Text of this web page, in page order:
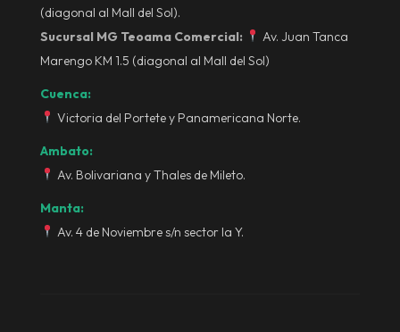
(diagonal al Mall del Sol).
Sucursal MG Teoama Comercial:
Av. Juan Tanca
Marengo KM 1.5 (diagonal al Mall del Sol)
Cuenca:
Victoria del Portete y Panamericana Norte.
Ambato:
Av. Bolivariana y Thales de Mileto.
Manta:
Av. 4 de Noviembre s/n sector la Y.